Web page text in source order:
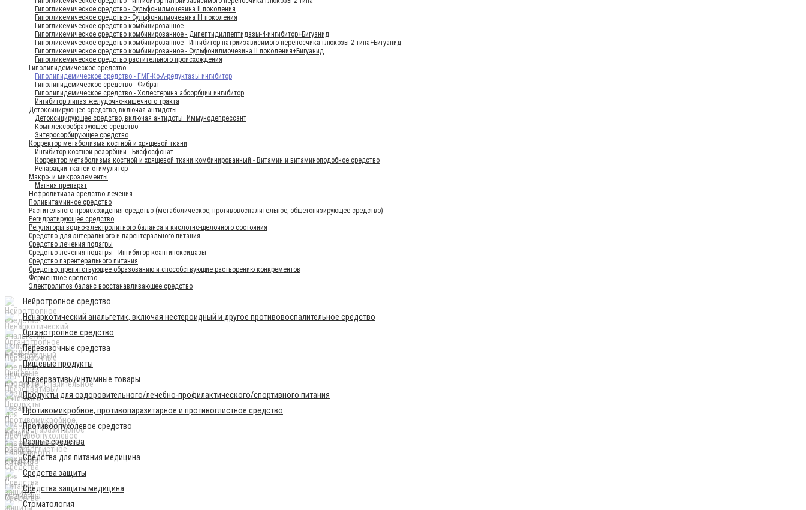
Гипогликемическое средство - Сульфонилмочевина II поколения
Гипогликемическое средство - Сульфонилмочевина III поколения
Гипогликемическое средство комбинированное
Гипогликемическое средство комбинированное - Дипептидилпептидазы-4-ингибитор+Бигуанид
Гипогликемическое средство комбинированное - Ингибитор натрийзависимого переносчика глюкозы 2 типа+Бигуанид
Гипогликемическое средство комбинированное - Сульфонилмочевина II поколения+Бигуанид
Гипогликемическое средство растительного происхождения
Гиполипидемическое средство
Гиполипидемическое средство - ГМГ-Ко-А-редуктазы ингибитор
Гиполипидемическое средство - Фибрат
Гиполипидемическое средство - Холестерина абсорбции ингибитор
Ингибитор липаз желудочно-кишечного тракта
Детоксицирующее средство, включая антидоты
Детоксицирующее средство, включая антидоты. Иммунодепрессант
Комплексообразующее средство
Энтеросорбирующее средство
Корректор метаболизма костной и хрящевой ткани
Ингибитор костной резорбции - Бисфосфонат
Корректор метаболизма костной и хрящевой ткани комбинированный - Витамин и витаминоподобное средство
Репарации тканей стимулятор
Макро- и микроэлементы
Магния препарат
Нефролитиаза средство лечения
Поливитаминное средство
Растительного происхождения средство (метаболическое, противовоспалительное, общетонизирующее средство)
Регидратирующее средство
Регуляторы водно-электролитного баланса и кислотно-щелочного состояния
Средство для энтерального и парентерального питания
Средство лечения подагры
Средство лечения подагры - Ингибитор ксантиноксидазы
Средство парентерального питания
Средство, препятствующее образованию и способствующие растворению конкрементов
Ферментное средство
Электролитов баланс восстанавливающее средство
Нейротропное средство
Ненаркотический анальгетик, включая нестероидный и другое противовоспалительное средство
Органотропное средство
Перевязочные средства
Пищевые продукты
Презервативы/интимные товары
Продукты для оздоровительного/лечебно-профилактического/спортивного питания
Противомикробное, противопаразитарное и противоглистное средство
Противоопухолевое средство
Разные средства
Средства для питания медицина
Средства защиты
Средства защиты медицина
Стоматология